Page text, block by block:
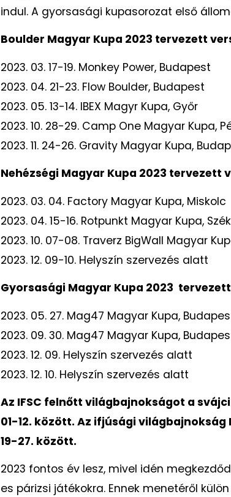
indul. A gyorsasági kupasorozat első
Boulder Magyar Kupa 2023 tervezett
2023. 03. 17-19. Monkey Power, Budapest
2023. 04. 21-23. Flow Boulder, Budapest
2023. 05. 13-14. IBEX Magyr Kupa, Győr
2023. 10. 28-29. Camp One Magyar Kupa,
2023. 11. 24-26. Gravity Magyar Kupa,
Nehézségi Magyar Kupa 2023 tervezett
2023. 03. 04. Factory Magyar Kupa, Miskolc
2023. 04. 15-16. Rotpunkt Magyar Kupa,
2023. 10. 07-08. Traverz BigWall Magyar
2023. 12. 09-10. Helyszín szervezés alatt
Gyorsasági Magyar Kupa 2023
2023. 05. 27. Mag47 Magyar Kupa,
2023. 09. 30. Mag47 Magyar Kupa,
2023. 12. 09. Helyszín szervezés alatt
2023. 12. 10. Helyszín szervezés alatt
Az IFSC felnőtt világbajnokságot a
01-12. között. Az ifjúsági
19-27. között.
2023 fontos év lesz, mivel idén
es párizsi játékokra. Ennek menetéről